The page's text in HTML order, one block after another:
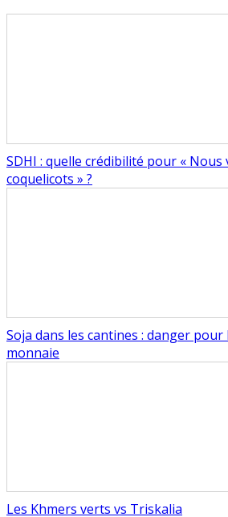
SDHI : quelle crédibilité pour « Nous
coquelicots » ?
Soja dans les cantines : danger
monnaie
Les Khmers verts vs Triskalia